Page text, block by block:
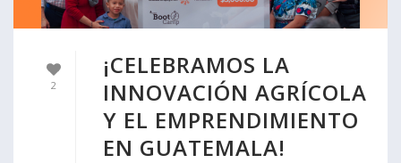
2
¡CELEBRAMOS LA
INNOVACIÓN AGRÍCOLA
Y EL EMPRENDIMIENTO
EN GUATEMALA!